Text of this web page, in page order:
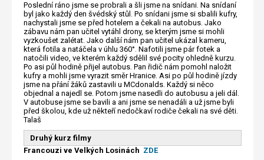
Poslední ráno jsme se probrali a šli jsme na snídani. Na snídaní
byl jako každý den švédský stůl. Po snídani jsme si sbalili kufry,
nachystali jsme se před hotelem a čekali na autobus. Jako
zábavu nám pan učitel vytáhl drony, se kterým jsme si mohli
vyzkoušet zalétat. Jako další nám pan učitel ukázal kameru,
která fotila a natáčela v úhlu 360°. Nafotili jsme pár fotek a
natočili video, ve kterém každý sdělil své pocity ohledně kurzu.
Po asi půl hodině přijel autobus. Pan řidič nám pomohl naložit
kufry a mohli jsme vyrazit směr Hranice. Asi po půl hodině jízdy
jsme na přání žáků zastavili u MCdonalds. Každý si něco
objednal a najedl se. Potom jsme nasedli do autobusu a jeli dál.
V autobuse jsme se bavili a ani jsme se nenadáli a už jsme byli
před školou, kde už někteří nedočkaví rodiče čekali na své děti.
Talaš
Druhý kurz filmy
Francouzi ve Velkých Losinách ZDE